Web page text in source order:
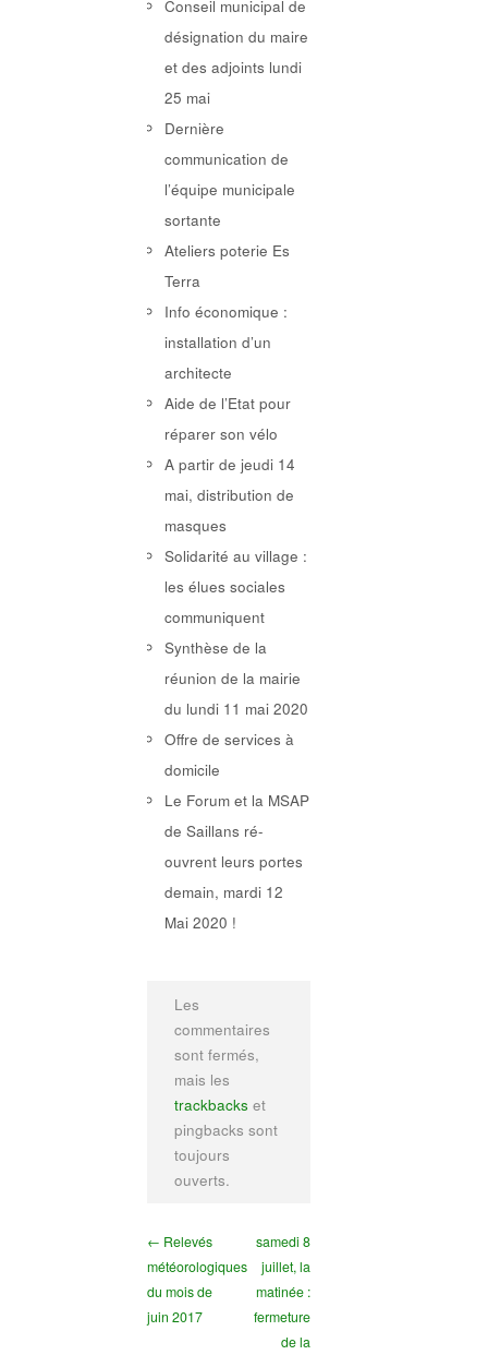
Conseil municipal de
désignation du maire
et des adjoints lundi
25 mai
Dernière
communication de
l’équipe municipale
sortante
Ateliers poterie Es
Terra
Info économique :
installation d’un
architecte
Aide de l’Etat pour
réparer son vélo
A partir de jeudi 14
mai, distribution de
masques
Solidarité au village :
les élues sociales
communiquent
Synthèse de la
réunion de la mairie
du lundi 11 mai 2020
Offre de services à
domicile
Le Forum et la MSAP
de Saillans ré-
ouvrent leurs portes
demain, mardi 12
Mai 2020 !
Les
commentaires
sont fermés,
mais les
trackbacks et
pingbacks sont
toujours
ouverts.
← Relevés
météorologiques
du mois de
juin 2017
samedi 8
juillet, la
matinée :
fermeture
de la